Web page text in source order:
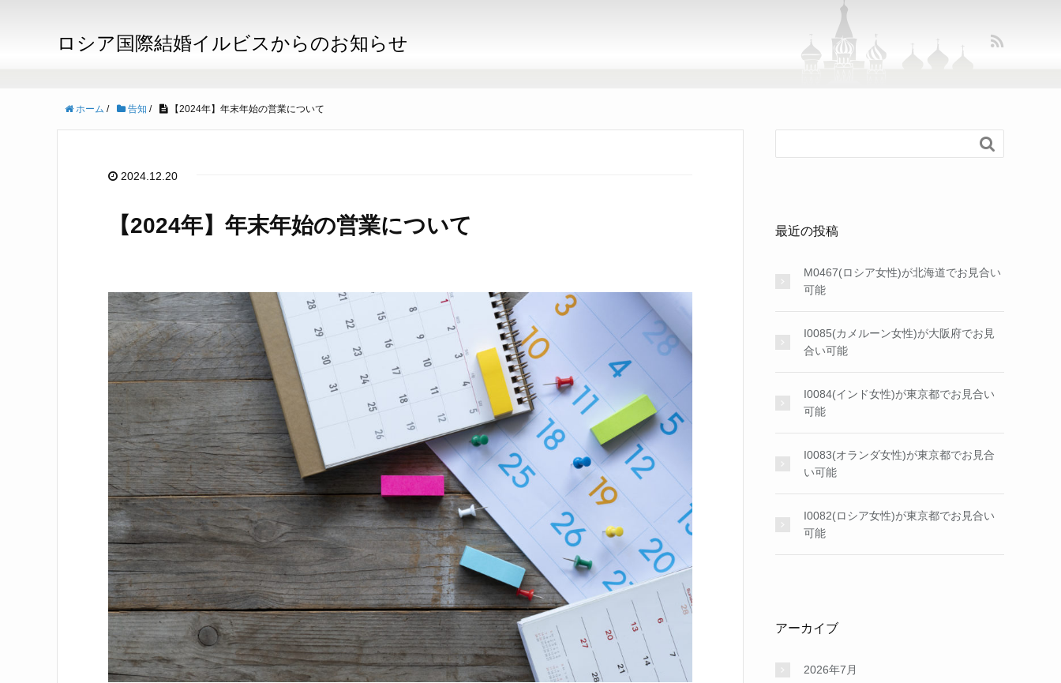
ロシア国際結婚イルビスからのお知らせ
ホーム / 告知 / 【2024年】年末年始の営業について
2024.12.20
【2024年】年末年始の営業について

最近の投稿
M0467(ロシア女性)が北海道でお見合い
可能
I0085(カメルーン女性)が大阪府でお見
合い可能
I0084(インド女性)が東京都でお見合い
可能
I0083(オランダ女性)が東京都でお見合
い可能
I0082(ロシア女性)が東京都でお見合い
可能
アーカイブ
2026年7月